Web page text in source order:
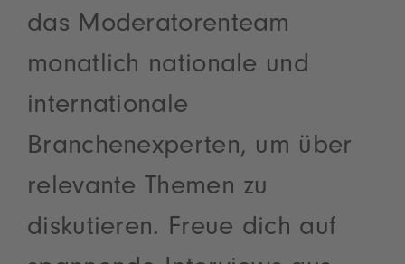
das Moderatorenteam
monatlich nationale und
internationale
Branchenexperten, um über
relevante Themen zu
diskutieren. Freue dich auf